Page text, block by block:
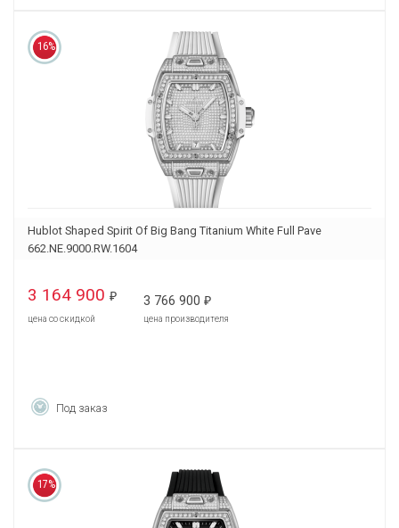
16%
Hublot Shaped Spirit Of Big Bang Titanium White Full Pave
662.NE.9000.RW.1604
3 164 900 ₽
цена со скидкой
3 766 900 ₽
цена производителя
Под заказ
17%